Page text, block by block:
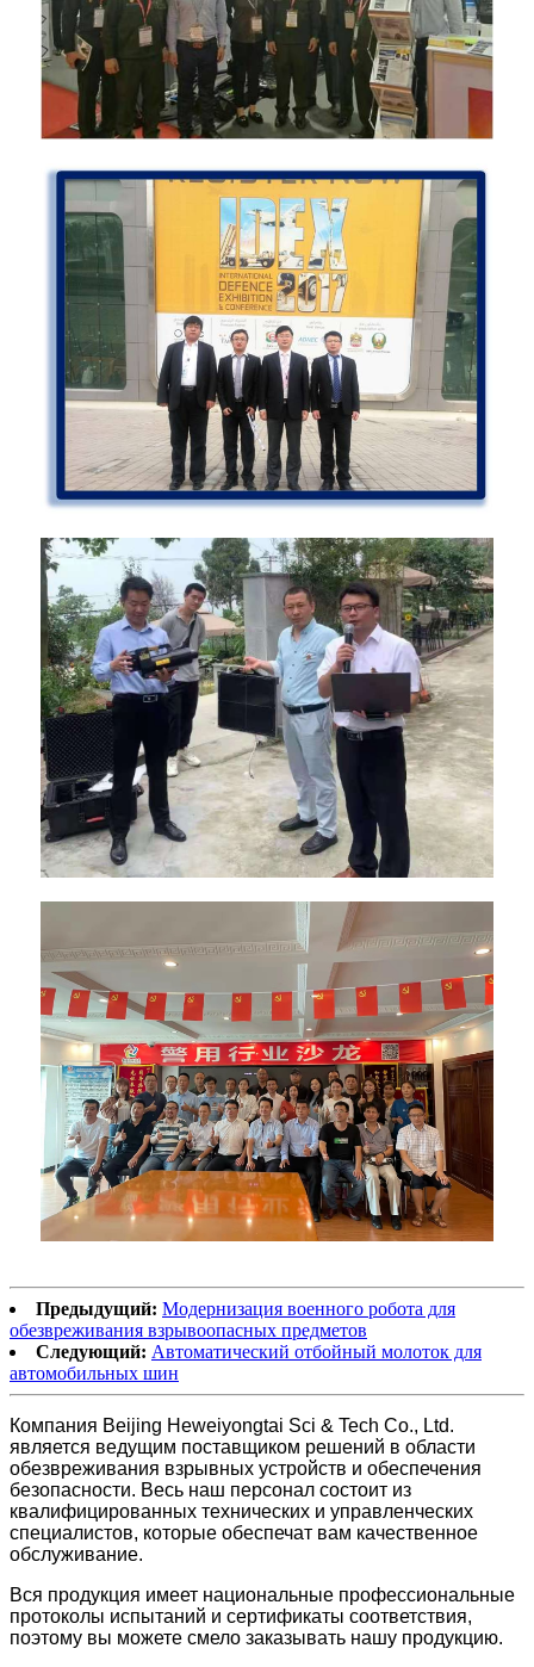
Предыдущий: Модернизация военного робота для
обезвреживания взрывоопасных предметов
Следующий: Автоматический отбойный молоток для
автомобильных шин
Компания Beijing Heweiyongtai Sci & Tech Co., Ltd.
является ведущим поставщиком решений в области
обезвреживания взрывных устройств и обеспечения
безопасности. Весь наш персонал состоит из
квалифицированных технических и управленческих
специалистов, которые обеспечат вам качественное
обслуживание.
Вся продукция имеет национальные профессиональные
протоколы испытаний и сертификаты соответствия,
поэтому вы можете смело заказывать нашу продукцию.